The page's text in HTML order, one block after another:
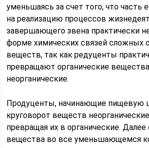
уменьшаясь за счет того, что часть
на реализацию процессов
завершающего звена практически
форме химических связей сложных
веществ, так как редуценты
превращают органические
неорганические.
Продуценты, начинающие пищевую
круговорот веществ
превращая их в органические. Далее
вещества во все уменьшающемся